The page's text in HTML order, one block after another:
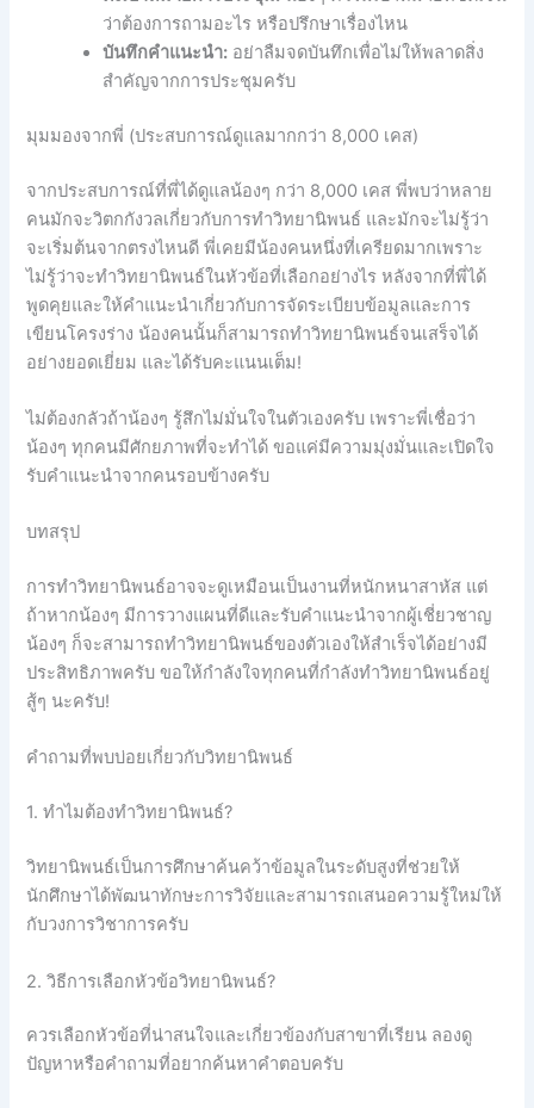
ว่าต้องการถามอะไร หรือปรึกษาเรื่องไหน
บันทึกคำแนะนำ: อย่าลืมจดบันทึกเพื่อไม่ให้พลาดสิ่ง
สำคัญจากการประชุมครับ
มุมมองจากพี่ (ประสบการณ์ดูแลมากกว่า 8,000 เคส)
จากประสบการณ์ที่พี่ได้ดูแลน้องๆ กว่า 8,000 เคส พี่พบว่าหลาย
คนมักจะวิตกกังวลเกี่ยวกับการทำวิทยานิพนธ์ และมักจะไม่รู้ว่า
จะเริ่มต้นจากตรงไหนดี พี่เคยมีน้องคนหนึ่งที่เครียดมากเพราะ
ไม่รู้ว่าจะทำวิทยานิพนธ์ในหัวข้อที่เลือกอย่างไร หลังจากที่พี่ได้
พูดคุยและให้คำแนะนำเกี่ยวกับการจัดระเบียบข้อมูลและการ
เขียนโครงร่าง น้องคนนั้นก็สามารถทำวิทยานิพนธ์จนเสร็จได้
อย่างยอดเยี่ยม และได้รับคะแนนเต็ม!
ไม่ต้องกลัวถ้าน้องๆ รู้สึกไม่มั่นใจในตัวเองครับ เพราะพี่เชื่อว่า
น้องๆ ทุกคนมีศักยภาพที่จะทำได้ ขอแค่มีความมุ่งมั่นและเปิดใจ
รับคำแนะนำจากคนรอบข้างครับ
บทสรุป
การทำวิทยานิพนธ์อาจจะดูเหมือนเป็นงานที่หนักหนาสาหัส แต่
ถ้าหากน้องๆ มีการวางแผนที่ดีและรับคำแนะนำจากผู้เชี่ยวชาญ
น้องๆ ก็จะสามารถทำวิทยานิพนธ์ของตัวเองให้สำเร็จได้อย่างมี
ประสิทธิภาพครับ ขอให้กำลังใจทุกคนที่กำลังทำวิทยานิพนธ์อยู่
สู้ๆ นะครับ!
คำถามที่พบบ่อยเกี่ยวกับวิทยานิพนธ์
1. ทำไมต้องทำวิทยานิพนธ์?
วิทยานิพนธ์เป็นการศึกษาค้นคว้าข้อมูลในระดับสูงที่ช่วยให้
นักศึกษาได้พัฒนาทักษะการวิจัยและสามารถเสนอความรู้ใหม่ให้
กับวงการวิชาการครับ
2. วิธีการเลือกหัวข้อวิทยานิพนธ์?
ควรเลือกหัวข้อที่น่าสนใจและเกี่ยวข้องกับสาขาที่เรียน ลองดู
ปัญหาหรือคำถามที่อยากค้นหาคำตอบครับ